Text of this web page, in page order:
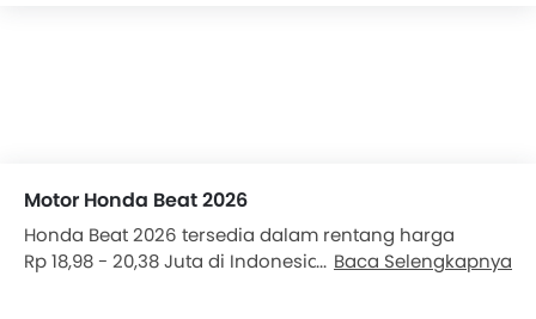
Motor Honda Beat 2026
Honda Beat 2026 tersedia dalam rentang harga
Rp 18,98 - 20,38 Juta di Indonesia. Terdapat dalam 3
Baca Selengkapnya